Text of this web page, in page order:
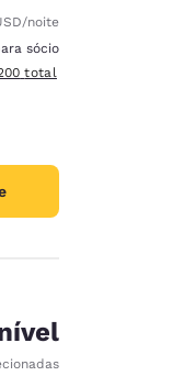
“tachada”:
desconto:
/noite
sócio
detalhes do total
total